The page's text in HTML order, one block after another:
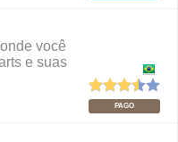
você
e suas
PAGO